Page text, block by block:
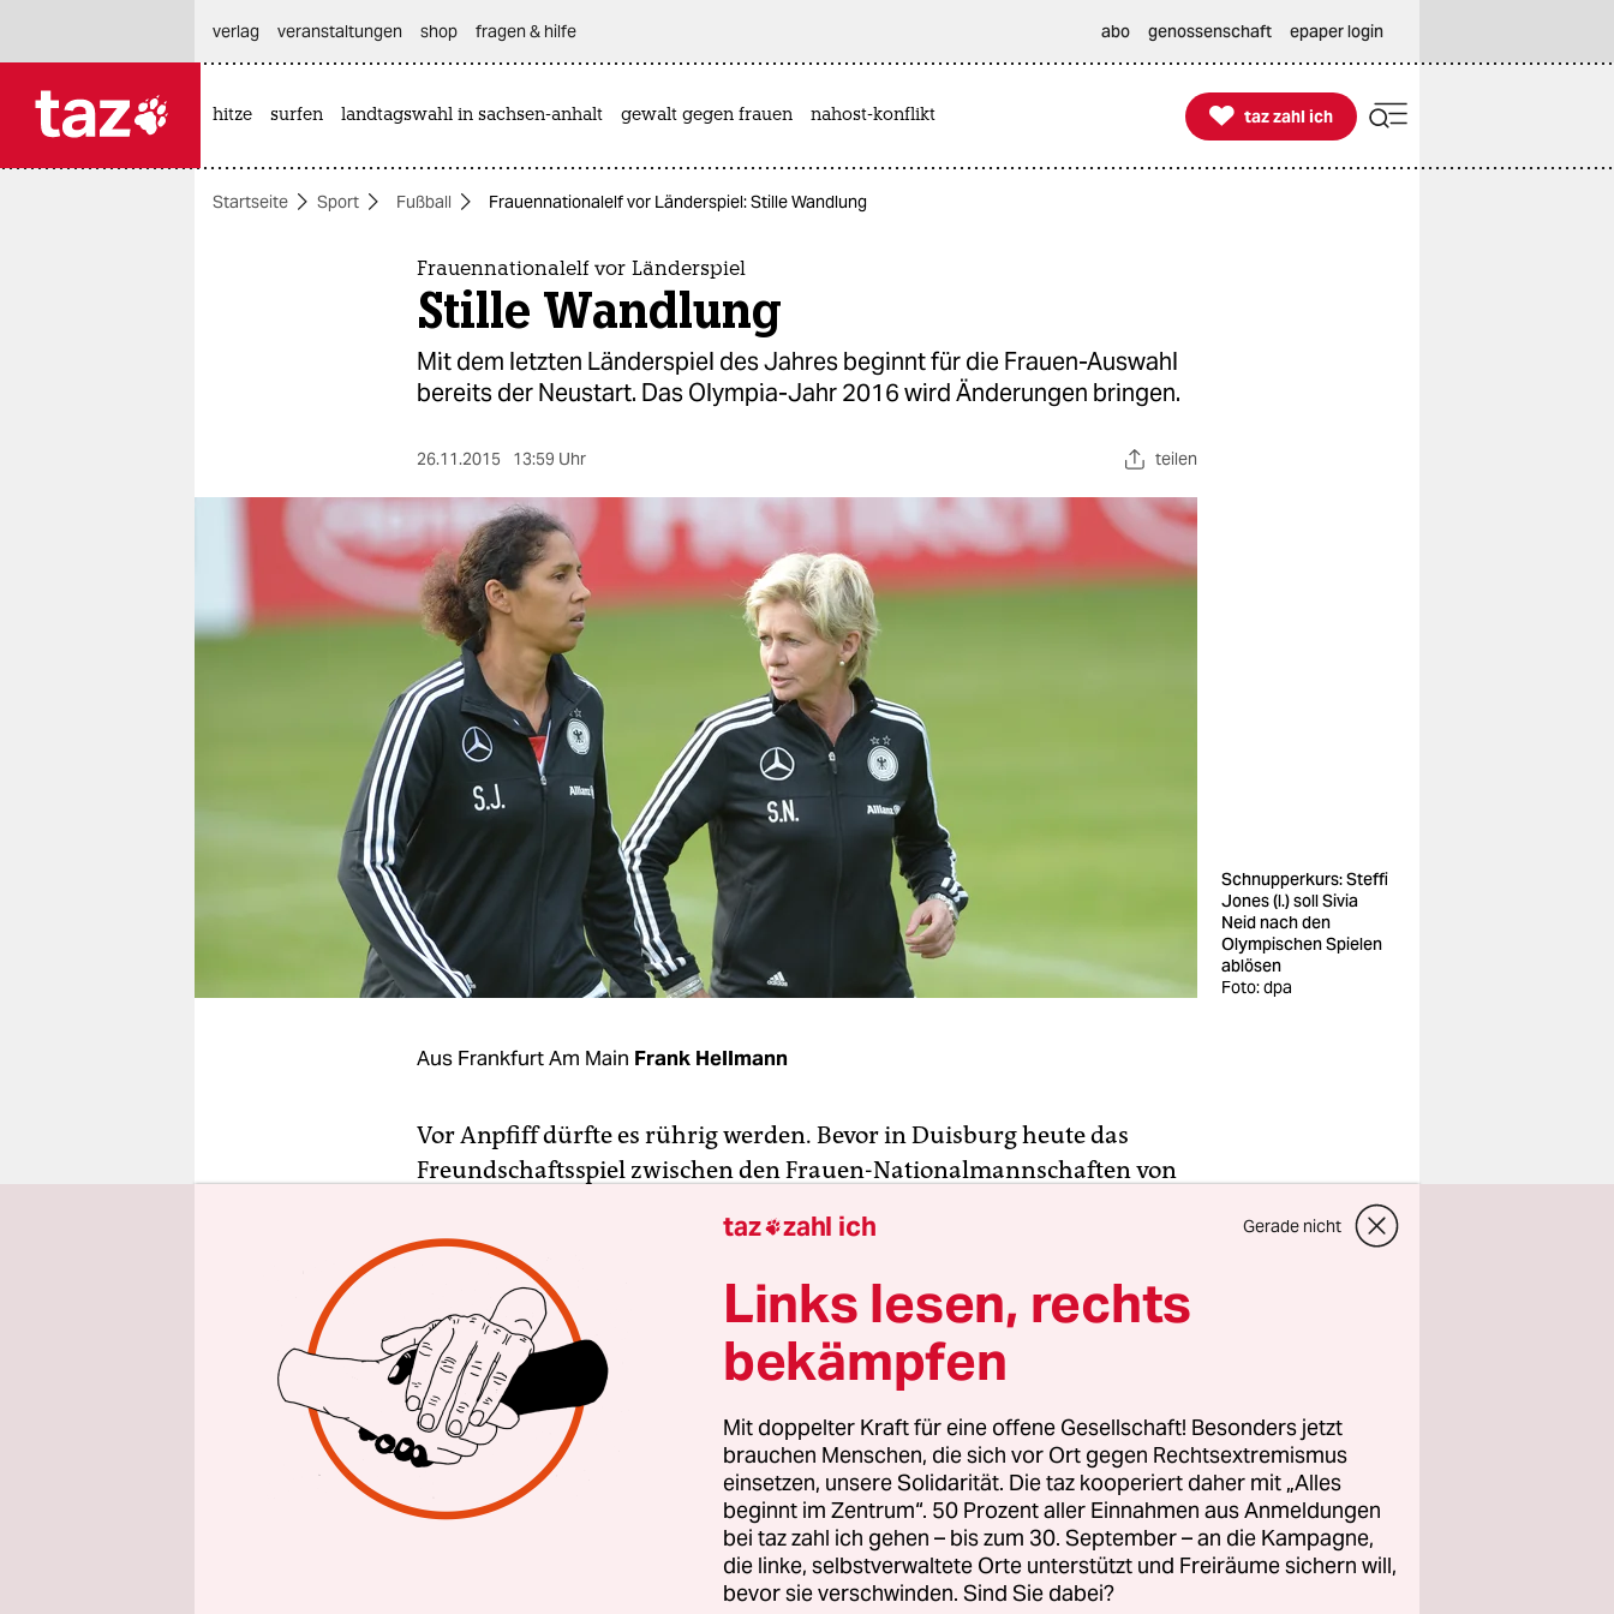
themen
wahrheit
veranstaltungen
verlag
veranstaltungen shop fragen & hilfe abo genossenschaft epaper login
hitze surfen landtagswahl in sachsen-anhalt gewalt gegen frauen nahost-konflikt 
taz zahl ich
taz zahl ich
Startseite Sport Fußball Frauennationalelf vor Länderspiel: Stille Wandlung
Frauennationalelf vor Länderspiel
Stille Wandlung
Mit dem letzten Länderspiel des Jahres beginnt für die Frauen-Auswahl
bereits der Neustart. Das Olympia-Jahr 2016 wird Änderungen bringen.
26.11.2015 13:59 Uhr teilen
Schnupperkurs: Steffi
Jones (l.) soll Sivia
Neid nach den
Olympischen Spielen
ablösen
Foto: dpa
Aus Frankfurt Am Main Frank Hellmann
Vor Anpfiff dürfte es rührig werden. Bevor in Duisburg heute das
Freundschaftsspiel zwischen den Frauen-Nationalmannschaften von
wohl größte Ehrungszeremonie in der Geschichte des deutschen
Frauenfußballs. Zum einen erhalten Nadine Angerer und Celia Sasic
große Blumensträuße, weil beide ihre Karriere aus unterschiedlichen
Motiven nach der WM in Kanada beendeten. Aber ihnen gehört die
Aufmerksamkeit nicht allein: Insgesamt werden 21
Nationalspielerinnen geehrt, die mehr als 100 Länderspiele bestritten
haben.
Vor einem Jahr kam das Uefa-Exekutivkomitee auf die fixe Idee,
Gedenkkappe und Medaille zu verteilen. Weil DFB-Generalsekretär
Helmut Sandrock und Vizepräsidentin Hannelore Ratzeburg das allein
taz zahl ich Gerade nicht
Links lesen, rechts
bekämpfen
Mit doppelter Kraft für eine offene Gesellschaft! Besonders jetzt
brauchen Menschen, die sich vor Ort gegen Rechtsextremismus
einsetzen, unsere Solidarität. Die taz kooperiert daher mit „Alles
beginnt im Zentrum“. 50 Prozent aller Einnahmen aus Anmeldungen
bei taz zahl ich gehen – bis zum 30. September – an die Kampagne,
die linke, selbstverwaltete Orte unterstützt und Freiräume sichern will,
bevor sie verschwinden. Sind Sie dabei?